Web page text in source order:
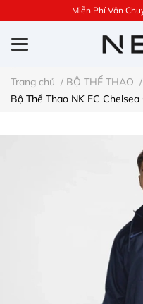
Miễn Phí Vận
Trang chủ / BỘ THỂ THAO /
Bộ Thể Thao NK FC